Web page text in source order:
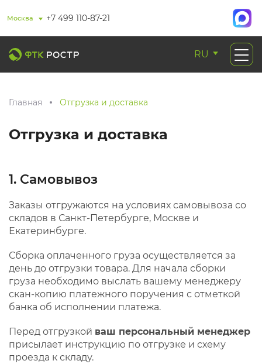
Москва +7 499 110-87-21
RU
Главная Отгрузка и доставка
Отгрузка и доставка
1. Самовывоз
Заказы отгружаются на условиях самовывоза со
складов в Санкт-Петербурге, Москве и
Екатеринбурге.
Сборка оплаченного груза осуществляется за
день до отгрузки товара. Для начала сборки
груза необходимо выслать вашему менеджеру
скан-копию платежного поручения с отметкой
банка об исполнении платежа.
Перед отгрузкой ваш персональный менеджер
присылает инструкцию по отгрузке и схему
проезда к складу.